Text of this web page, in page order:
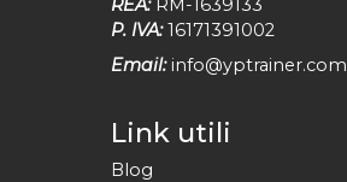
REA: RM-1639133
P. IVA: 16171391002
Email: info@yptrainer.com
Link utili
Blog